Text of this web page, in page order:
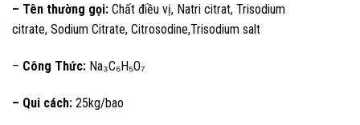
– Tên thường gọi: Chất điều vị, Natri citrat, Trisodium
citrate, Sodium Citrate, Citrosodine,Trisodium salt
– Công Thức: Na₃C₆H₅O₇
– Qui cách: 25kg/bao